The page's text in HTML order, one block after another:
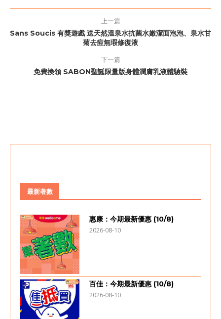
上一篇
Sans Soucis 有獎遊戲 送天然溫泉水抗菌水嫩潔面泡泡、泉水甘
菊去痘無瑕修復液
下一篇
免費換領 SABON聖誕限量版身體潤膚乳液體驗裝
最新著數
惠康：今期最新優惠 (10/8)
2026-08-10
百佳：今期最新優惠 (10/8)
2026-08-10